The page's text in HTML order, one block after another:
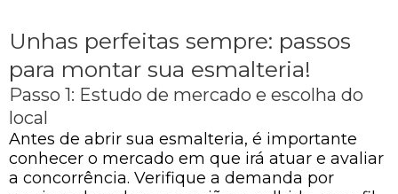
Unhas perfeitas sempre: passos
para montar sua esmalteria!
Passo 1: Estudo de mercado e escolha do
local
Antes de abrir sua esmalteria, é importante
conhecer o mercado em que irá atuar e avaliar
a concorrência. Verifique a demanda por